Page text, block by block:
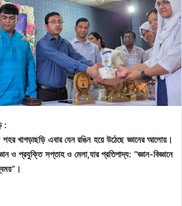
:
খাগড়াছড়ি এবার যেন রঙিন হয়ে উঠেছে জ্ঞানের আলোয়।
ও প্রযুক্তি সপ্তাহ ও মেলা,যার প্রতিপাদ্য: “জ্ঞান-বিজ্ঞানে